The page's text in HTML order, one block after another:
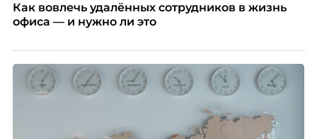
Как вовлечь удалённых сотрудников в жизнь
офиса — и нужно ли это